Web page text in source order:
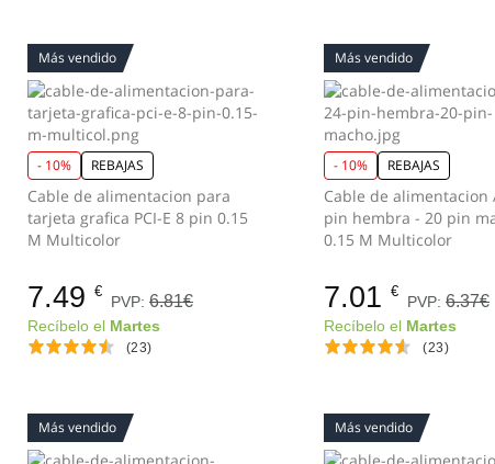
Más vendido
- 10% REBAJAS
Cable de alimentacion para
tarjeta grafica PCI-E 8 pin 0.15
M Multicolor
7.49 €
PVP: 6.81€
Recíbelo el Martes
(23)
Más vendido
- 10% REBAJAS
Cable de alimentacion
pin hembra - 20 pin
0.15 M Multicolor
7.01 €
PVP:6.37€
Recíbelo el Martes
(23)
Más vendido Más vendido